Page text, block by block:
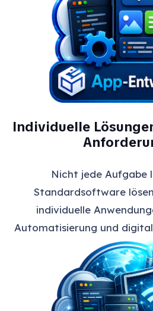
Individuelle
Nicht jede Aufgabe
Standardsoftware
individuelle
Automatisierung und